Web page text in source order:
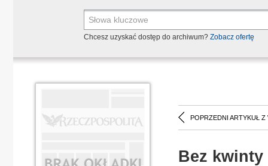
Chcesz uzyskać dostęp do archiwum? Zobacz ofertę
POPRZEDNI ARTYKUŁ Z
Bez